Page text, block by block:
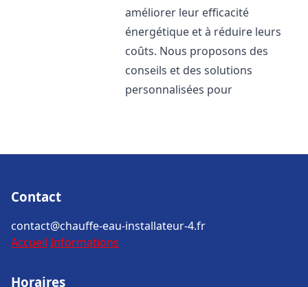
améliorer leur efficacité
énergétique et à réduire leurs
coûts. Nous proposons des
conseils et des solutions
personnalisées pour
Contact
contact@chauffe-eau-installateur-4.fr
Accueil Informations
Horaires